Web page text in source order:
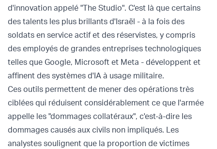
d'innovation appelé "The Studio". C'est là que certains
des talents les plus brillants d'Israël - à la fois des
soldats en service actif et des réservistes, y compris
des employés de grandes entreprises technologiques
telles que Google, Microsoft et Meta - développent et
affinent des systèmes d'IA à usage militaire.
Ces outils permettent de mener des opérations très
ciblées qui réduisent considérablement ce que l'armée
appelle les "dommages collatéraux", c'est-à-dire les
dommages causés aux civils non impliqués. Les
analystes soulignent que la proportion de victimes